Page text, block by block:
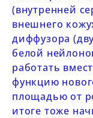
(внутренней
внешнего
диффузора
белой
работать
функцию
площадью от
итоге тоже